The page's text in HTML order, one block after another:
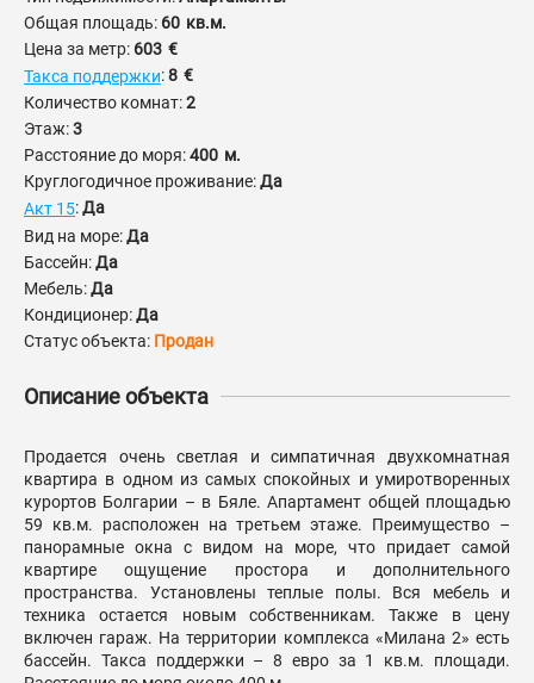
Общая площадь: 60 кв.м.
Цена за метр: 603 €
Такса поддержки:8 €
Количество комнат:2
Этаж:3
Расстояние до моря:400 м.
Круглогодичное проживание:Да
Акт 15:Да
Вид на море:Да
Бассейн:Да
Мебель:Да
Кондиционер:Да
Статус объекта: Продан
Описание объекта
Продается очень светлая и симпатичная двухкомнатная
квартира в одном из самых спокойных и умиротворенных
курортов Болгарии – в Бяле. Апартамент общей площадью
59 кв.м. расположен на третьем этаже. Преимущество –
панорамные окна с видом на море, что придает самой
квартире ощущение простора и дополнительного
пространства. Установлены теплые полы. Вся мебель и
техника остается новым собственникам. Также в цену
включен гараж. На территории комплекса «Милана 2» есть
бассейн. Такса поддержки – 8 евро за 1 кв.м. площади.